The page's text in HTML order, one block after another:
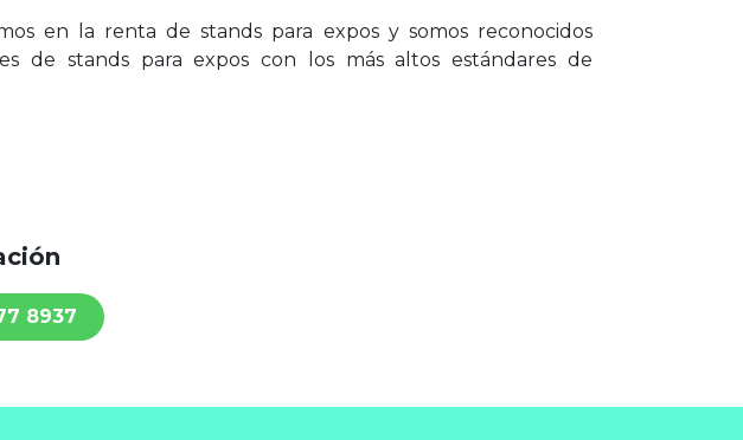
en la renta de stands para expos y somos reconocidos
de stands para expos con los más altos estándares de
8937